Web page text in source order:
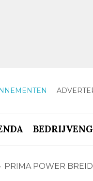
PRIMA POWER